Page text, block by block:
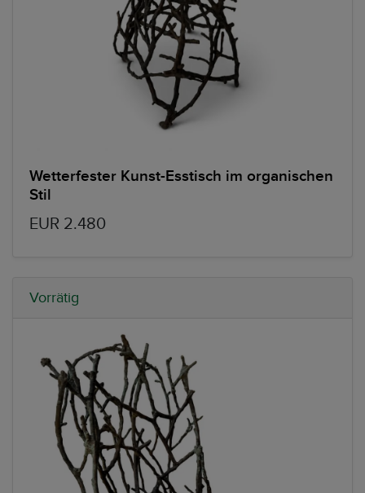
Wetterfester Kunst-Esstisch im organischen
Stil
EUR 2.480
Vorrätig